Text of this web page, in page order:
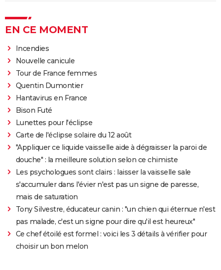
EN CE MOMENT
Incendies
Nouvelle canicule
Tour de France femmes
Quentin Dumontier
Hantavirus en France
Bison Futé
Lunettes pour l'éclipse
Carte de l'éclipse solaire du 12 août
"Appliquer ce liquide vaisselle aide à dégraisser la paroi de
douche" : la meilleure solution selon ce chimiste
Les psychologues sont clairs : laisser la vaisselle sale
s'accumuler dans l'évier n'est pas un signe de paresse,
mais de saturation
Tony Silvestre, éducateur canin : "un chien qui éternue n'est
pas malade, c'est un signe pour dire qu'il est heureux"
Ce chef étoilé est formel : voici les 3 détails à vérifier pour
choisir un bon melon